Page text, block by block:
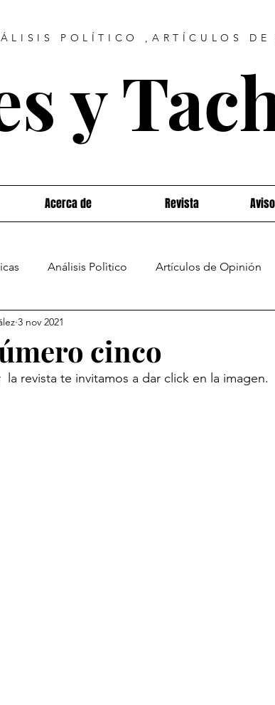
POLÍTICO ,ARTÍCULOS
y
Acerca de Revista
Análisis Polìtico Artículos de Opinión
cinco
3 nov 2021
la revista te invitamos a dar click en la imagen.